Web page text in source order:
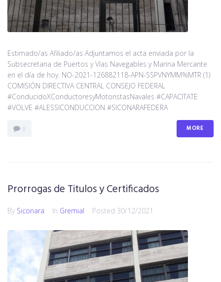
Estimado/as Afiliado/as Adjuntamos el acta enviada por la
Subsecretaria de Puertos y Vías Navegables y Marina Mercante
en el día de hoy. NO-2021-126882118-APN-SSPVNYMM%MTR (1)
COMISIÓN DIRECTIVA CENTRAL CONSEJO FEDERAL
#ConducidoXConductoresyMotoristasNavales #CAPACITATE
#VOLVE #ALESSICONDUCCION #SICONARAFEDERA
0 MORE
Prorrogas de Titulos y Certificados
By Siconara In Gremial Posted 30/12/2021